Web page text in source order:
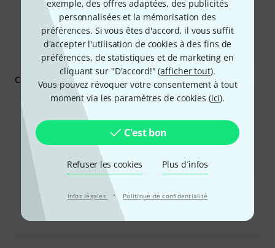
exemple, des offres adaptées, des publicités
personnalisées et la mémorisation des
préférences. Si vous êtes d'accord, il vous suffit
d'accepter l'utilisation de cookies à des fins de
préférences, de statistiques et de marketing en
cliquant sur "D'accord!" (afficher tout).
Vous pouvez révoquer votre consentement à tout
moment via les paramètres de cookies (ici).
C'est bon
Refuser les cookies Plus d´infos
Infos légales · Politique de confidentialité
notamment le zoom et les effets spéciaux.
Il est polyvalent et convient à diverses applications, notamment
pour les DJ mobiles et les événements de petite et moyenne
envergure.
Ce que vous devez savoir d'autre :
Le ventilateur peut être bruyant, surtout à pleine puissance ou
avec certaines combinaisons de couleurs, ce qui le rend moins
adapté aux environnements calmes.
Les mouvements de panoramique, d&#39;inclinaison et de
zoom peuvent être saccadés à basse vitesse, et des défauts et
des problèmes de fiabilité sont régulièrement signalés.
Ce résumé est-il utile ?
Marquer ce résumé comme utile
Marquer ce résumé comme